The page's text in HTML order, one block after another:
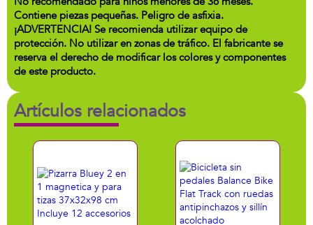
Contiene piezas pequeñas. Peligro de asfixia.
¡ADVERTENCIA! Se recomienda utilizar equipo de
protección. No utilizar en zonas de tráfico. El fabricante se
reserva el derecho de modificar los colores y componentes
de este producto.
Artículos relacionados